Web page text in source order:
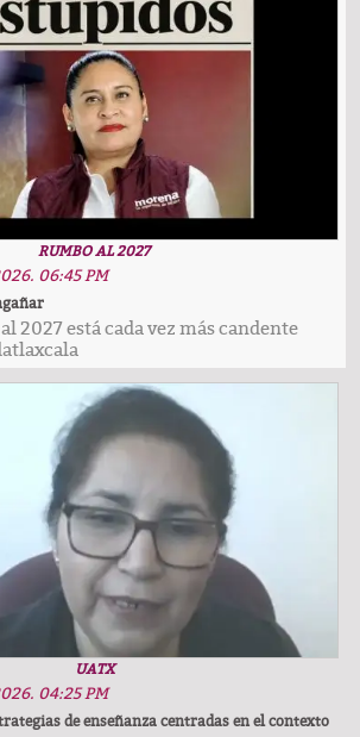
RUMBO AL 2027
06:45 PM
2027 está cada vez más candente
UATX
04:25 PM
de enseñanza centradas en el contexto